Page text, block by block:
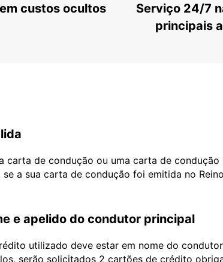
custos ocultos
Serviço 24/7
principais
carta de condução ou uma carta de
a sua carta de condução foi emitida no
e apelido do condutor principal
utilizado deve estar em nome do
serão solicitados 2 cartões de crédito